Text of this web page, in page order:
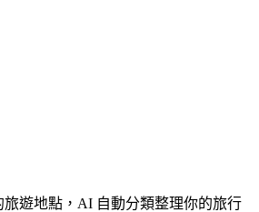
遊地點，AI 自動分類整理你的旅行